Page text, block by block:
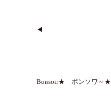
◀︎
Bonsoir★ ボンソワ～★